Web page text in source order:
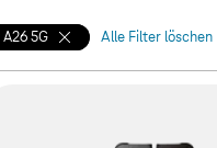
5G Alle Filter löschen